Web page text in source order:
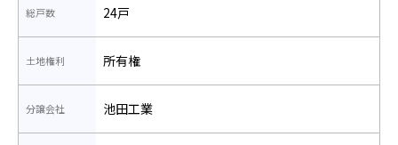
総戸数 24戸
土地権利 所有権
分譲会社 池田工業